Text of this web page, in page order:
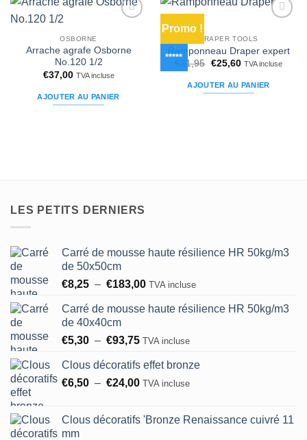
d’envies
OSBORNE
Arrache agrafe Osborne
No.120 1/2
€37,00 TVA incluse
AJOUTER AU PANIER
Promo !
*****
d’envies
DRAPER TOOLS
Ramponneau Draper expert
31,95 Le
initial
était :
€25,60Le
actuel
est :
TVA incluse
AJOUTER AU PANIER
LES PETITS DERNIERS
Carré de mousse haute résilience HR 50kg/m3
de 50x50cm
€8,25 – €183,00Plage
prix :
à
TVA incluse
Carré de mousse haute résilience HR 50kg/m3
de 40x40cm
€5,30 – €93,75Plage
prix :
€5,30
TVA incluse
Clous décoratifs effet bronze
€6,50 – €24,00Plage
€6,50
TVA incluse
Clous décoratifs 'Bronze Renaissance cuivré 11
mm